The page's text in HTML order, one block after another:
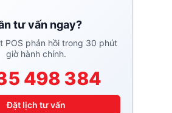
tư vấn ngay?
POS phản hồi trong 30 phút
giờ hành chính.
498 384
Đặt lịch tư vấn